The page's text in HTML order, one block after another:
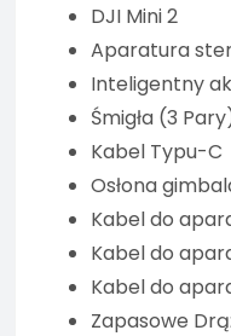
DJI Mini 2
Aparatura
Inteligentny
Śmigła (3
Kabel Typu-C
Osłona
Kabel do
Kabel do
Kabel do
Zapasowe